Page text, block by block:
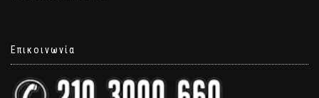
Επικοινωνία